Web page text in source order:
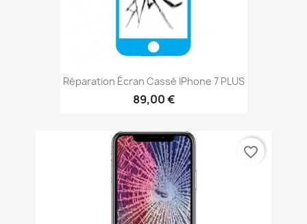
Réparation Écran Cassé IPhone 7 PLUS
89,00 €
favorite_border